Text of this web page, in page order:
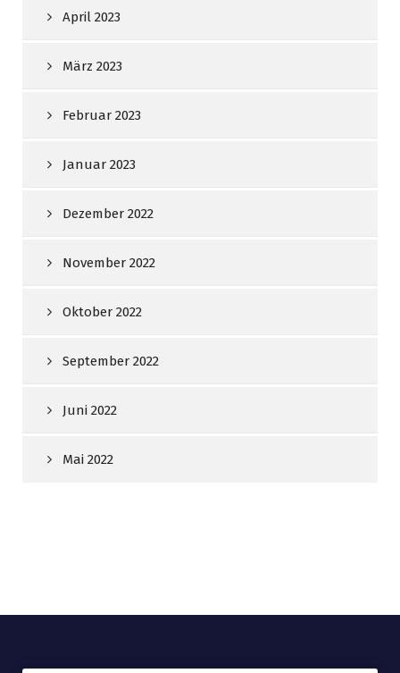
April 2023
März 2023
Februar 2023
Januar 2023
Dezember 2022
November 2022
Oktober 2022
September 2022
Juni 2022
Mai 2022